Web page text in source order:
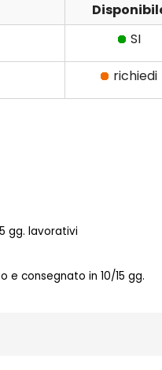
SI
richiedi
gg. lavorativi
e consegnato in 10/15 gg.